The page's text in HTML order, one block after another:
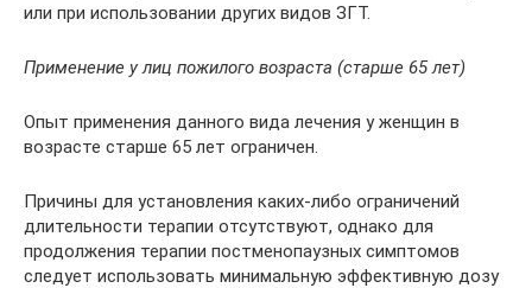
или при использовании других видов ЗГТ.
Применение у лиц пожилого возраста (старше 65 лет)
Опыт применения данного вида лечения у женщин в
возрасте старше 65 лет ограничен.
Причины для установления каких-либо ограничений
длительности терапии отсутствуют, однако для
продолжения терапии постменопаузных симптомов
следует использовать минимальную эффективную дозу